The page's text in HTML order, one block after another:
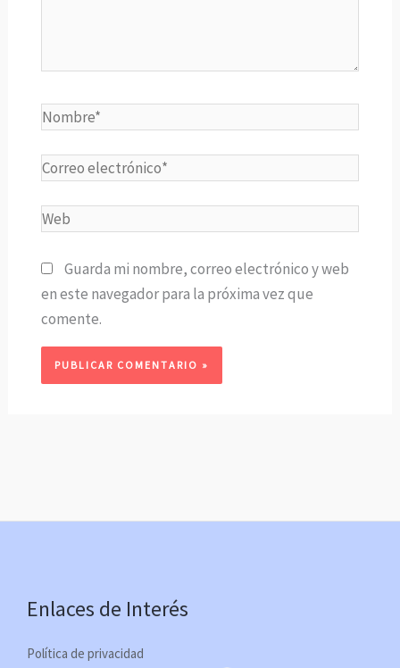
Nombre*
Correo
Web
Guarda mi nombre, correo electrónico y web
en este navegador para la próxima vez que
comente.
Enlaces de Interés
Política de privacidad